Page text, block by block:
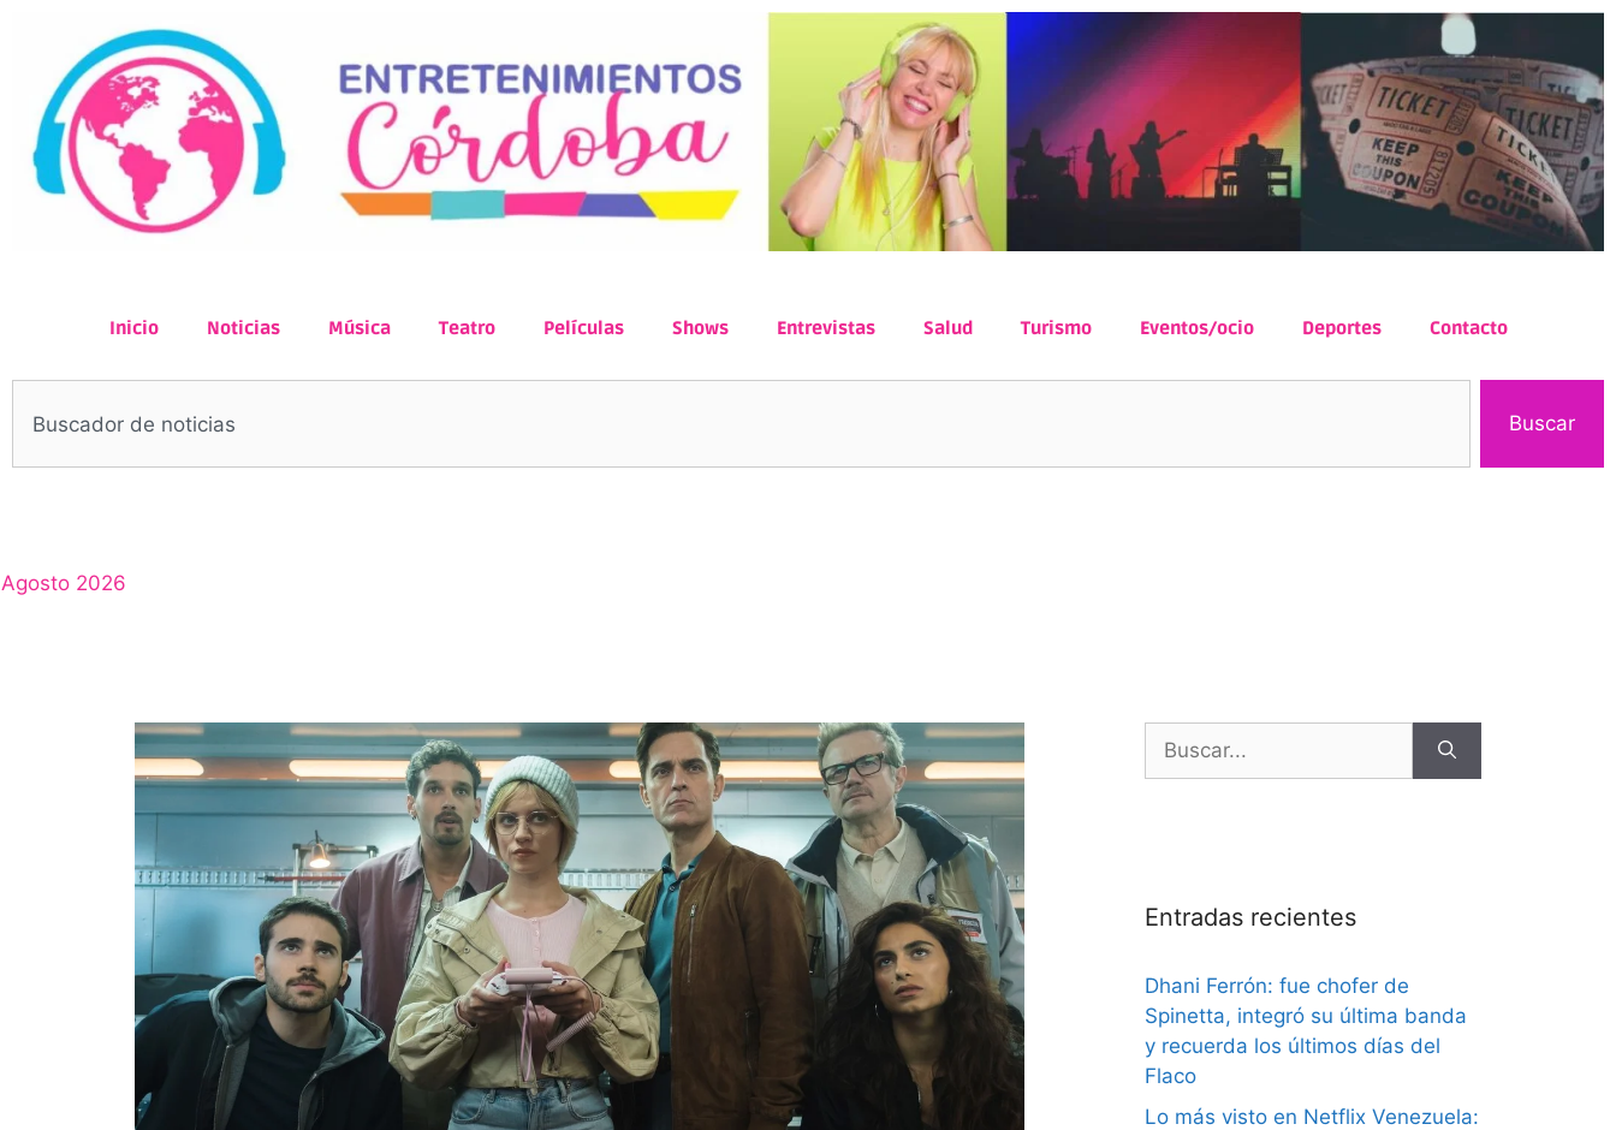
Inicio Noticias Música Teatro Películas Shows Entrevistas Salud Turismo Eventos/ocio Deportes Contacto
Buscar
Agosto 2026
Entradas recientes
Dhani Ferrón: fue chofer de
Spinetta, integró su última banda
y recuerda los últimos días del
Flaco
Lo más visto en Netflix Venezuela: